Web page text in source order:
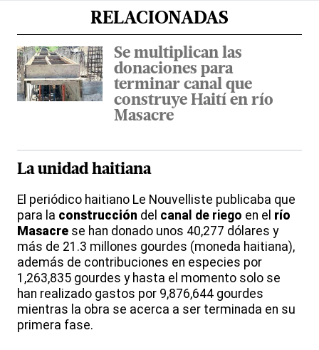
RELACIONADAS
Se multiplican las
donaciones para
terminar canal que
construye Haití en río
Masacre
Launidad haitiana
El periódico haitiano Le Nouvelliste publicaba que
para la construcción del canal de riego en el río
Masacre se han donado unos 40,277 dólares y
más de 21.3 millones gourdes (moneda haitiana),
además de contribuciones en especies por
1,263,835 gourdes y hasta el momento solo se
han realizado gastos por 9,876,644 gourdes
mientras la obra se acerca a ser terminada en su
primera fase.